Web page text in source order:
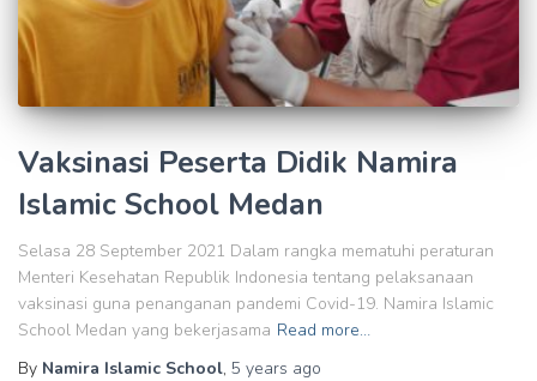
Vaksinasi Peserta Didik Namira
Islamic School Medan
Selasa 28 September 2021 Dalam rangka mematuhi peraturan
Menteri Kesehatan Republik Indonesia tentang pelaksanaan
vaksinasi guna penanganan pandemi Covid-19. Namira Islamic
School Medan yang bekerjasama Read more…
By Namira Islamic School, 5 years ago